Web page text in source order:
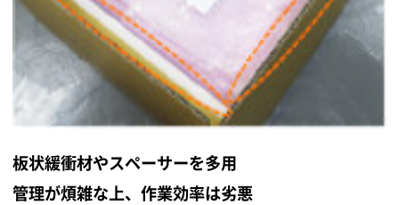
板状緩衝材やスペーサーを多用
管理が煩雑な上、作業効率は劣悪